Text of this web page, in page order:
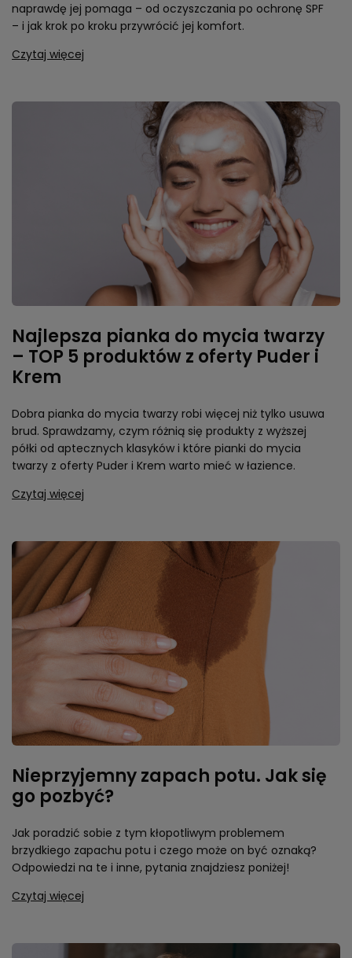
naprawdę jej pomaga – od oczyszczania po ochronę SPF
– i jak krok po kroku przywrócić jej komfort.
Czytaj więcej
Najlepsza pianka do mycia twarzy
– TOP 5 produktów z oferty Puder i
Krem
Dobra pianka do mycia twarzy robi więcej niż tylko usuwa
brud. Sprawdzamy, czym różnią się produkty z wyższej
półki od aptecznych klasyków i które pianki do mycia
twarzy z oferty Puder i Krem warto mieć w łazience.
Czytaj więcej
Nieprzyjemny zapach potu. Jak się
go pozbyć?
Jak poradzić sobie z tym kłopotliwym problemem
brzydkiego zapachu potu i czego może on być oznaką?
Odpowiedzi na te i inne, pytania znajdziesz poniżej!
Czytaj więcej